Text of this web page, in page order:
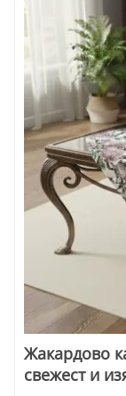
Жакардово
свежест и